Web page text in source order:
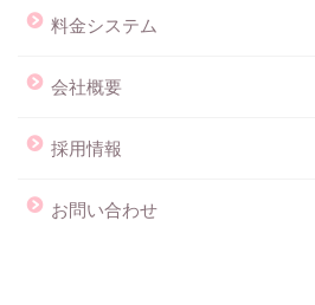
料金システム
会社概要
採用情報
お問い合わせ